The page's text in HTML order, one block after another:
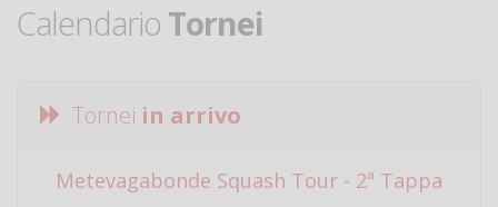
Calendario Tornei
Tornei in arrivo
Metevagabonde Squash Tour - 2ª Tappa